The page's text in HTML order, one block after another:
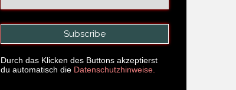
Durch das Klicken des Buttons akzeptierst
du automatisch die Datenschutzhinweise.